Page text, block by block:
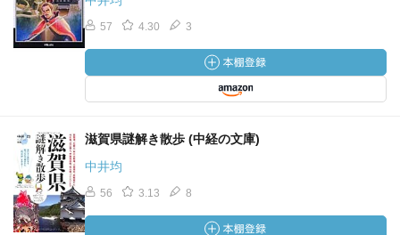
57 4.30 3
滋賀県謎解き散歩 (中経の文庫)
中井均
56 3.13 8